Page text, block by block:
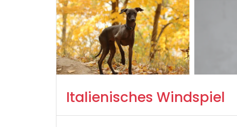
Italienisches Windspiel